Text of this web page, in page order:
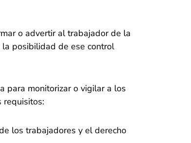
o advertir al trabajador de la
posibilidad de ese control
para monitorizar o vigilar a los
requisitos:
los trabajadores y el derecho